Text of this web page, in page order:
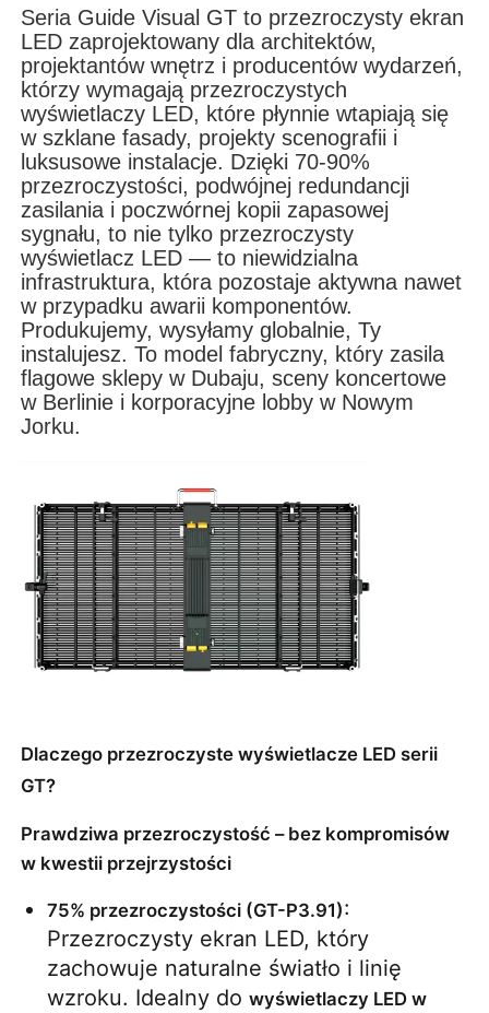
Do domu
Produkty
Filmy
Pokaz VR
O nas
Wycieczka po fabryce
Kontrola jakości
Skontaktuj się z nami
Nowości
Sprawy
Wyświetlacz LED do ściany wideo
Ekran wyświetlacza LED
ekran LED na koncerty
Wynajem ekranów LED
Seria Guide Visual GT to przezroczysty ekran
LED zaprojektowany dla architektów,
projektantów wnętrz i producentów wydarzeń,
którzy wymagają przezroczystych
wyświetlaczy LED, które płynnie wtapiają się
w szklane fasady, projekty scenografii i
luksusowe instalacje. Dzięki 70-90%
przezroczystości, podwójnej redundancji
zasilania i poczwórnej kopii zapasowej
sygnału, to nie tylko przezroczysty
wyświetlacz LED — to niewidzialna
infrastruktura, która pozostaje aktywna nawet
w przypadku awarii komponentów.
Produkujemy, wysyłamy globalnie, Ty
instalujesz. To model fabryczny, który zasila
flagowe sklepy w Dubaju, sceny koncertowe
w Berlinie i korporacyjne lobby w Nowym
Jorku.
Dlaczego przezroczyste wyświetlacze LED serii
GT?
Prawdziwa przezroczystość – bez kompromisów
w kwestii przejrzystości
75% przezroczystości (GT-P3.91):
Przezroczysty ekran LED, który
zachowuje naturalne światło i linię
wzroku. Idealny do wyświetlaczy LED w